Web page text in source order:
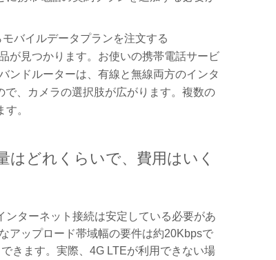
バイルデータプランを注文する
が見つかります。お使いの携帯電話サービ
ンドルーターは、有線と無線両方のインタ
、カメラの選択肢が広がります。複数の
。
はどれくらいで、費用はいく
ターネット接続は安定している必要があ
アップロード帯域幅の要件は約20Kbpsで
きます。実際、4G LTEが利用できない場